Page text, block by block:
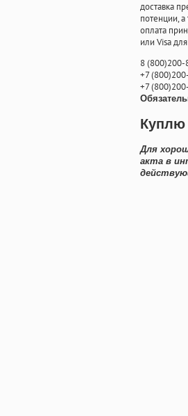
доставка
потенции, а
оплата
или Visa
8(800)200-
+7(800
+7(800
Куплю
Для
акта в